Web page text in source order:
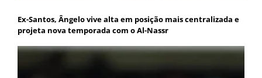
Ex-Santos, Ângelo vive alta em posição mais centralizada e
projeta nova temporada com o Al-Nassr